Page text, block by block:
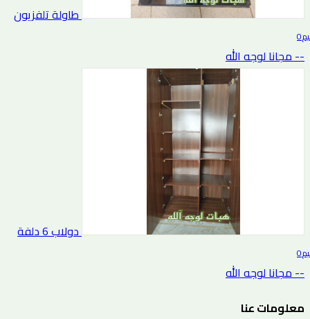
طاولة تلفزيون
0 التقييم
-- مجانا لوجه الله
دولاب 6 دلفة
0 التقييم
-- مجانا لوجه الله
معلومات عنا